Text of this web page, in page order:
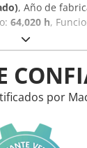
, Año de
64,020 h,
frigorífico
17,10 m³/min 14
2016
por